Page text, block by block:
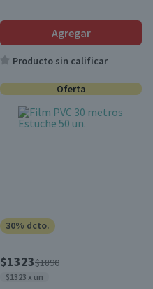
Agregar
Producto sin calificar
Oferta
30% dcto.
$1323$1890
$1323 x un